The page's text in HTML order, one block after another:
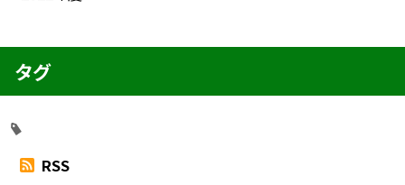
タグ
RSS